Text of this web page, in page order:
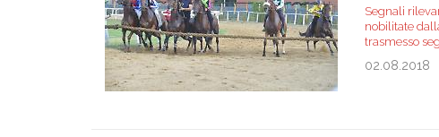
Segnali
nobilitate
trasmesso
02.08.2018